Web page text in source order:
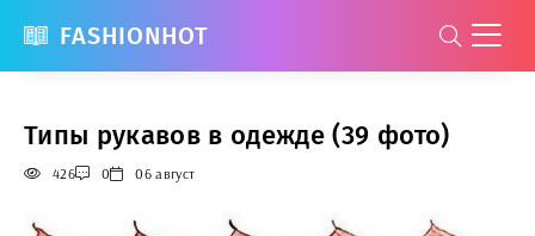
FASHIONHOT
Типы рукавов в одежде (39 фото)
426 0 06 август